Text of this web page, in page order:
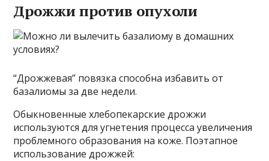
Дрожжи против опухоли
“Дрожжевая” повязка способна избавить от
базалиомы за две недели.
Обыкновенные хлебопекарские дрожжи
используются для угнетения процесса увеличения
проблемного образования на коже. Поэтапное
использование дрожжей: